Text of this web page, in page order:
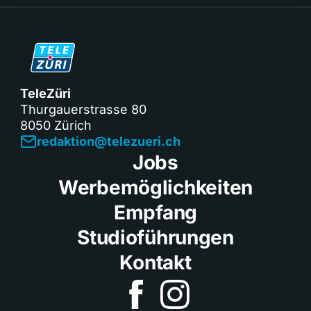
TeleZüri
Thurgauerstrasse 80
8050 Zürich
redaktion@telezueri.ch
Jobs
Werbemöglichkeiten
Empfang
Studioführungen
Kontakt